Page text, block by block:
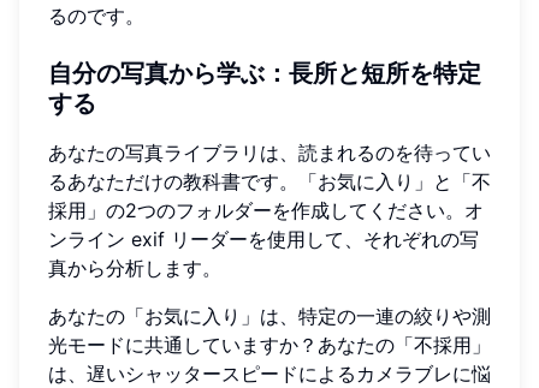
るのです。
自分の写真から学ぶ：長所と短所を特定
する
あなたの写真ライブラリは、読まれるのを待ってい
るあなただけの教科書です。「お気に入り」と「不
採用」の2つのフォルダーを作成してください。オ
ンライン exif リーダーを使用して、それぞれの写
真から分析します。
あなたの「お気に入り」は、特定の一連の絞りや測
光モードに共通していますか？あなたの「不採用」
は、遅いシャッタースピードによるカメラブレに悩